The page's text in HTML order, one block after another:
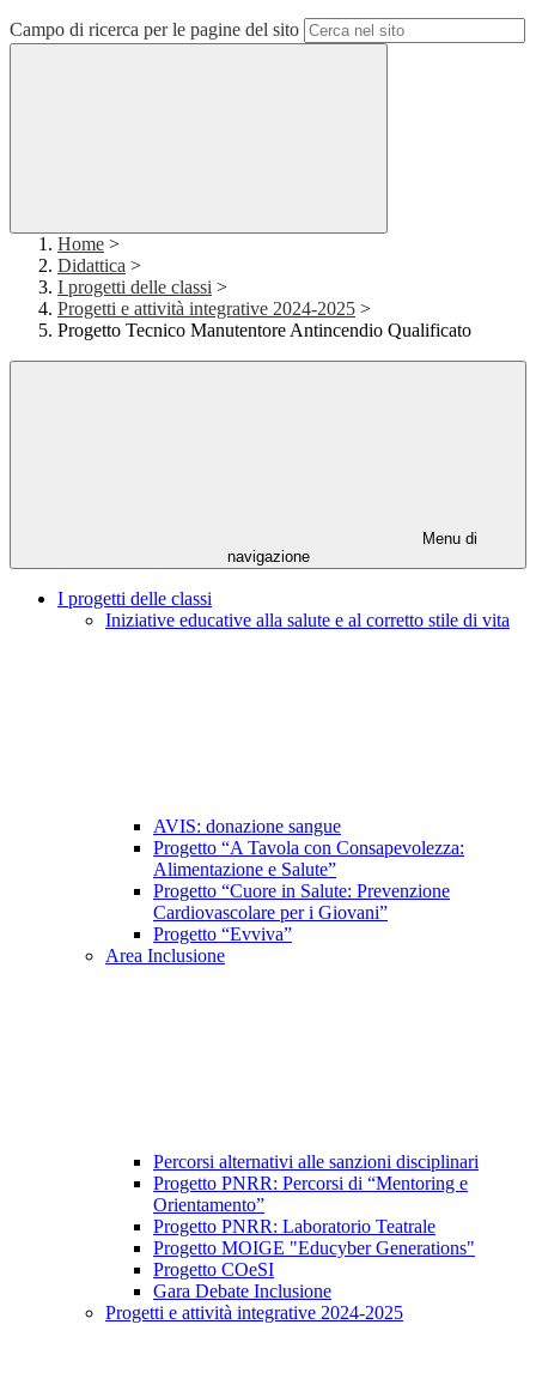
Campo di ricerca per le pagine del sito
Home >
Didattica >
I progetti delle classi >
Progetti e attività integrative 2024-2025 >
Progetto Tecnico Manutentore Antincendio Qualificato
Menu di
navigazione
I progetti delle classi
Iniziative educative alla salute e al corretto stile di vita
AVIS: donazione sangue
Progetto “A Tavola con Consapevolezza:
Alimentazione e Salute”
Progetto “Cuore in Salute: Prevenzione
Cardiovascolare per i Giovani”
Progetto “Evviva”
Area Inclusione
Percorsi alternativi alle sanzioni disciplinari
Progetto PNRR: Percorsi di “Mentoring e
Orientamento”
Progetto PNRR: Laboratorio Teatrale
Progetto MOIGE "Educyber Generations"
Progetto COeSI
Gara Debate Inclusione
Progetti e attività integrative 2024-2025